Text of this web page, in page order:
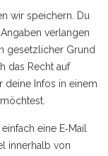
wir speichern. Du
verlangen
gesetzlicher Grund
das Recht auf
deine Infos in einem
eine E‑Mail
innerhalb von